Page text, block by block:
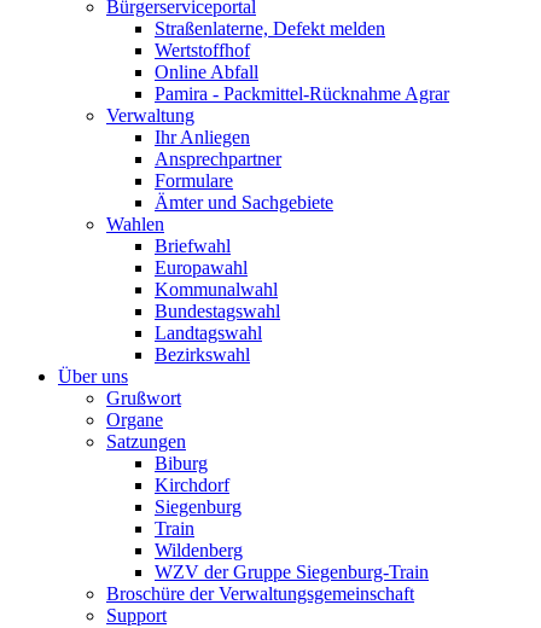
Bürgerserviceportal
Straßenlaterne, Defekt melden
Wertstoffhof
Online Abfall
Pamira - Packmittel-Rücknahme Agrar
Verwaltung
Ihr Anliegen
Ansprechpartner
Formulare
Ämter und Sachgebiete
Wahlen
Briefwahl
Europawahl
Kommunalwahl
Bundestagswahl
Landtagswahl
Bezirkswahl
Über uns
Grußwort
Organe
Satzungen
Biburg
Kirchdorf
Siegenburg
Train
Wildenberg
WZV der Gruppe Siegenburg-Train
Broschüre der Verwaltungsgemeinschaft
Support